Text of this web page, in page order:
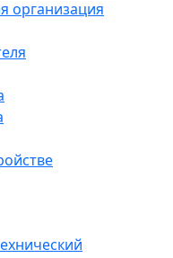
организация